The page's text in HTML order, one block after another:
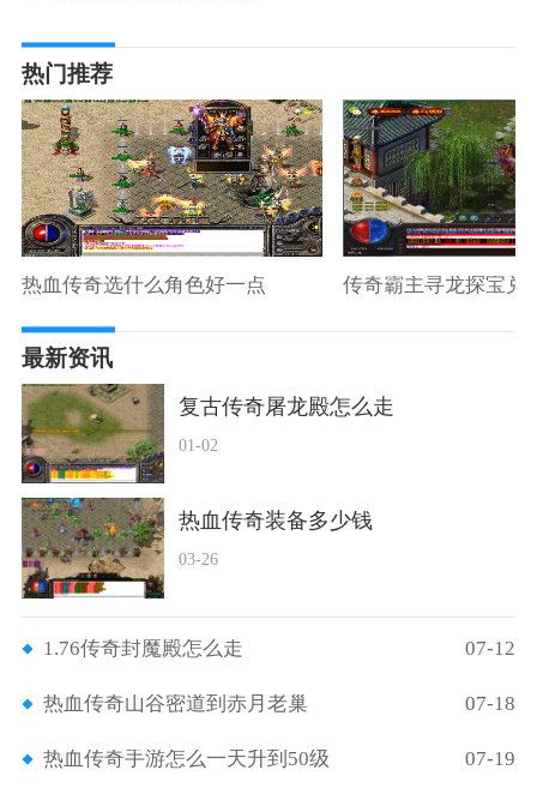
热门推荐
热血传奇选什么角色好一点 传奇霸主寻龙探宝兑
最新资讯
复古传奇屠龙殿怎么走
01-02
热血传奇装备多少钱
03-26
1.76传奇封魔殿怎么走 07-12
热血传奇山谷密道到赤月老巢 07-18
热血传奇手游怎么一天升到50级 07-19